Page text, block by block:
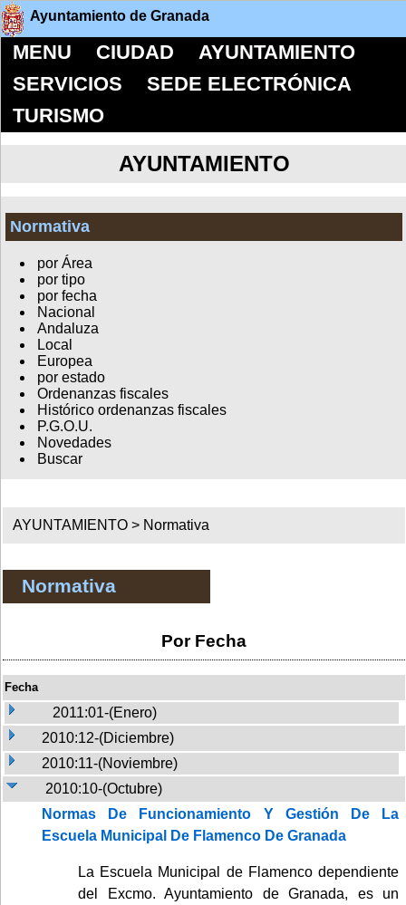
Ayuntamiento de Granada
MENU CIUDAD
AYUNTAMIENTO
SERVICIOS
SEDE ELECTRÓNICA
TURISMO
AYUNTAMIENTO
Normativa
por Área
por tipo
por fecha
Nacional
Andaluza
Local
Europea
por estado
Ordenanzas fiscales
Histórico ordenanzas fiscales
P.G.O.U.
Novedades
Buscar
AYUNTAMIENTO > Normativa
Normativa
Por Fecha
Fecha
2011:01-(Enero)
2010:12-(Diciembre)
2010:11-(Noviembre)
2010:10-(Octubre)
Normas De Funcionamiento Y Gestión De La
Escuela Municipal De Flamenco De Granada
La Escuela Municipal de Flamenco dependiente
del Excmo. Ayuntamiento de Granada, es un